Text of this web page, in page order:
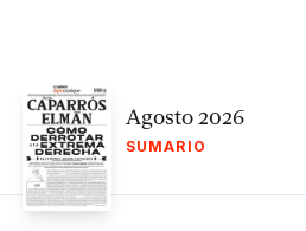
Agosto 2026
SUMARIO